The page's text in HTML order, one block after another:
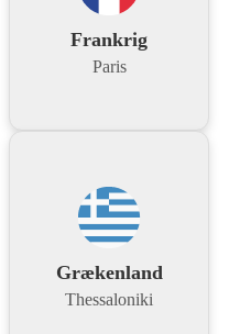
Frankrig
Paris
Grækenland
Thessaloniki